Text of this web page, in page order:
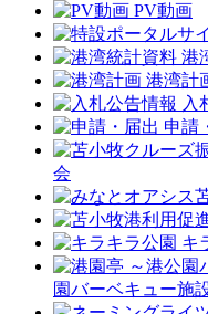
PV動画
港
港湾計
入
申請
会
キ
園バーベキュー施